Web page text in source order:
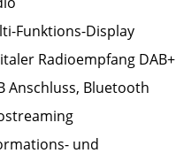
Funktions-Display
Radioempfang DAB+
Anschluss, Bluetooth
und